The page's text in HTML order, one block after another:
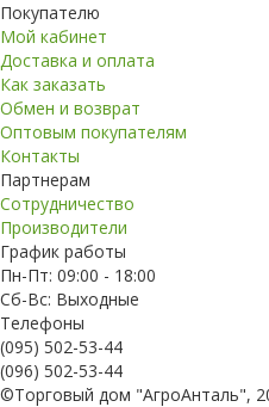
Покупателю
Мой кабинет
Доставка и оплата
Как заказать
Обмен и возврат
Оптовым покупателям
Контакты
Партнерам
Сотрудничество
Производители
График работы
Пн-Пт: 09:00 - 18:00
Сб-Вс: Выходные
Телефоны
(095) 502-53-44
(096) 502-53-44
©Торговый дом "АгроАнталь",